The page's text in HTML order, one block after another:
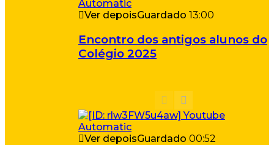
Ver depoisGuardado 13:00
Encontro dos antigos alunos do
Colégio 2025
Ver depoisGuardado 00:52